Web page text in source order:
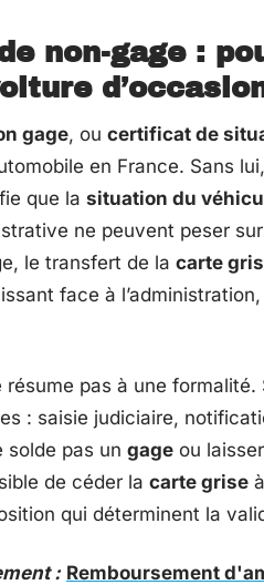
non-gage :
gage, ou certificat de
en France. Sans
que la situation du
ne peuvent peser
le transfert de la carte
face à
pas à une
: saisie judiciaire,
solde pas un gage ou
de céder la carte grise
qui déterminent la
: Remboursement